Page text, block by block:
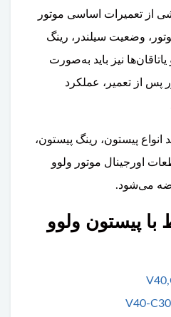
از تعمیرات اساسی موتور
وضعیت سیلندر، رینگ
نیز باید به‌صورت
پس از تعمیر، عملکرد
پیستون، رینگ پیستون،
اورجینال موتور ولوو
پیستون ولوو